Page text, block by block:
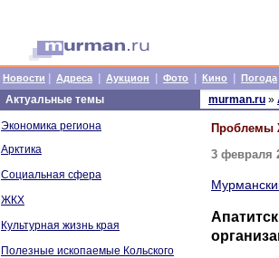
Новости Адреса Аукцион Фото Кино Погода
Актуальные темы
Экономика региона
Арктика
Социальная сфера
ЖКХ
Культурная жизнь края
Полезные ископаемые Кольского
murman.ru »
Проблемы
3 февраля